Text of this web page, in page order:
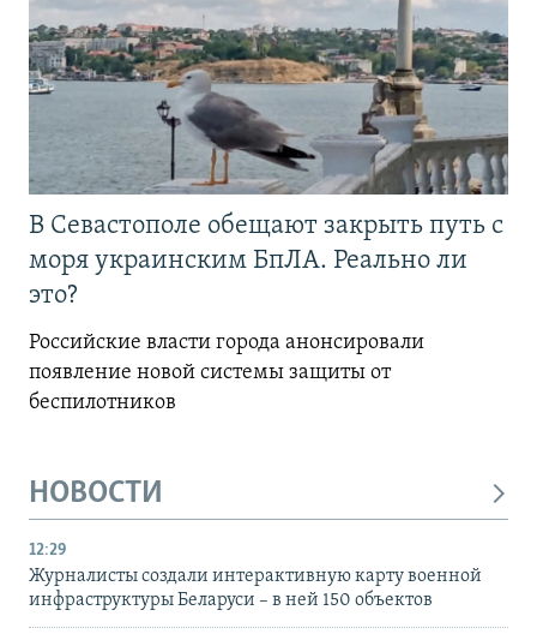
В Севастополе обещают закрыть путь с
моря украинским БпЛА. Реально ли
это?
Российские власти города анонсировали
появление новой системы защиты от
беспилотников
НОВОСТИ
12:29
Журналисты создали интерактивную карту военной
инфраструктуры Беларуси – в ней 150 объектов